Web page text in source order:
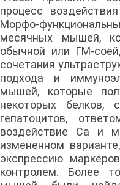
процесс
Морфо-
месячных мышей,
обычной или ГМ-
сочетания
подхода и
мышей, которые
некоторых белков,
гепатоцитов,
воздействие Са и
измененном
экспрессию
контролем. Более